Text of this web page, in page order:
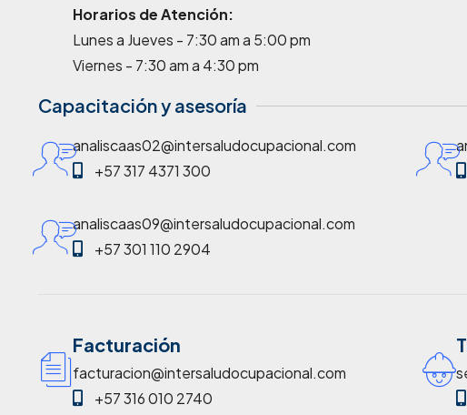
Horarios de Atención:
Lunes a Jueves - 7:30 am a 5:00 pm
Viernes - 7:30 am a 4:30 pm
Capacitación y asesoría
analiscaas02@intersaludocupacional.com
+57 317 4371 300
analiscaas09@intersaludocupacional.com
+57 301 110 2904
Facturación
facturacion@intersaludocupacional.com
+57 316 010 2740